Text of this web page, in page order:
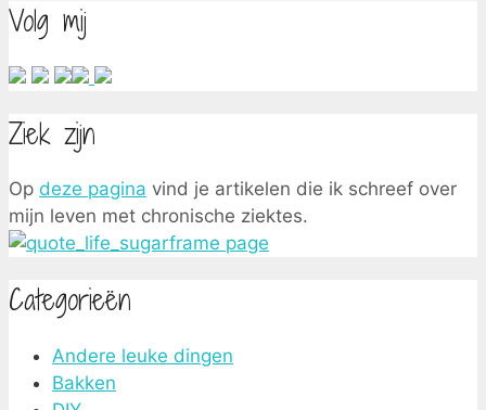
Volg mij
Ziek zijn
Op deze pagina vind je artikelen die ik schreef over
mijn leven met chronische ziektes.
Categorieën
Andere leuke dingen
Bakken